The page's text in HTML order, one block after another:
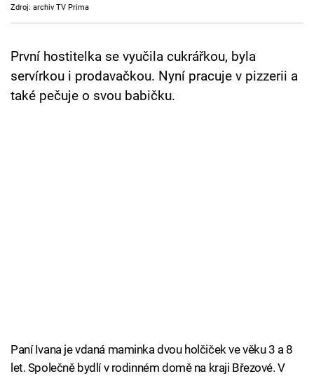
Cool Esport
Pořady
TV Program
Zdroj: archiv TV Prima
První hostitelka se vyučila cukrářkou, byla
servírkou i prodavačkou. Nyní pracuje v pizzerii a
také pečuje o svou babičku.
Paní Ivana je vdaná maminka dvou holčiček ve věku 3 a 8
let. Společně bydlí v rodinném domě na kraji Březové. V